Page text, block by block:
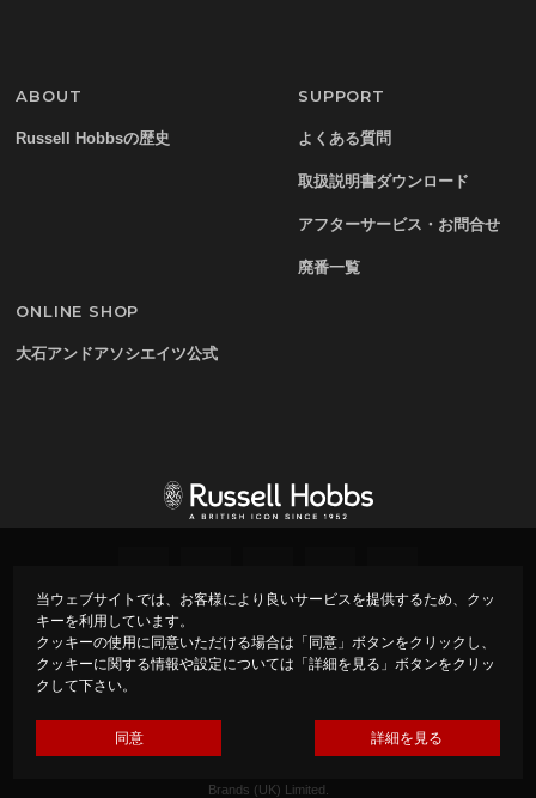
当ウェブサイトでは、お客様により良いサービスを提供するため、クッ
キーを利用しています。
クッキーの使用に同意いただける場合は「同意」ボタンをクリックし、
クッキーに関する情報や設定については「詳細を見る」ボタンをクリッ
クして下さい。
同意 詳細を見る
ABOUT
Russell Hobbsの歴史
SUPPORT
よくある質問
取扱説明書ダウンロード
アフターサービス・お問合せ
廃番一覧
ONLINE SHOP
大石アンドアソシエイツ公式
プライバシーポリシー
Copyright ©
Made by Oishi & Associates under Licence from Spectrum
Brands (UK) Limited.